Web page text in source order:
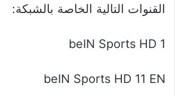
القنوات التالية الخاصة بالشبكة:
beIN Sports HD 1
beIN Sports HD 11 EN